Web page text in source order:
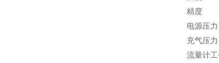
电
充
流量